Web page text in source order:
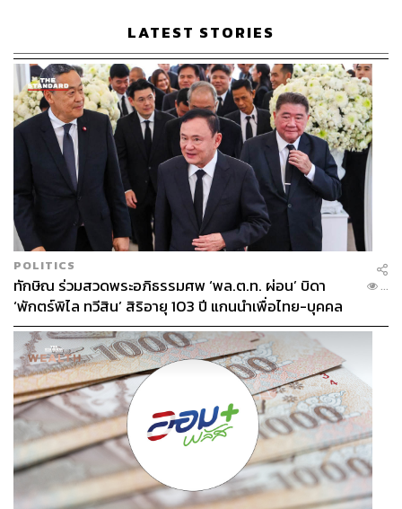
LATEST STORIES
POLITICS
ทักษิณ ร่วมสวดพระอภิธรรมศพ ‘พล.ต.ท. ผ่อน’ บิดา
‘พักตร์พิไล ทวีสิน’ สิริอายุ 103 ปี แกนนำเพื่อไทย-บุคคล
หลากวงการร่วมอาลัย
...